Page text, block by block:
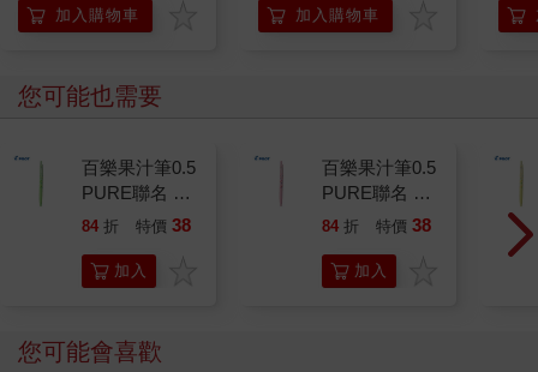
加入購物車
「行動派」的37個科
學方法
加入購物車
您可能也需要
百樂果汁筆0.5
PURE聯名 麝
香葡萄(限量)
84 折 特價 38
加入
百樂果汁筆0.5
PURE聯名 頂
級白桃(限量)
84 折 特價 38
加入
您可能會喜歡